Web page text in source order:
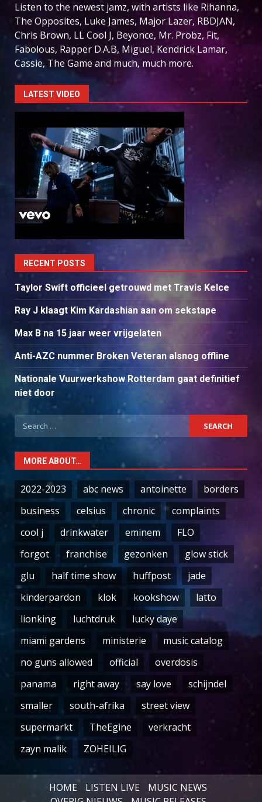
Listen to the newest jamz, with artists like Rihanna,
The Opposites, Luke James, Major Lazer, RBDJAN,
Chris Brown, LL Cool J, Beyonce, Mr. Probz, Fit,
Fabolous, Rapper D.A.B, Miguel, Kendrick Lamar,
Cassie, The Game and much, much more.
LATEST VIDEO
RECENT POSTS
Taylor Swift officieel getrouwd met Travis Kelce
Ray J klaagt Kim Kardashian aan om sekstape
Max B na 15 jaar weer vrijgelaten
Anti-AZC nummer Broken Veteran alsnog offline
Nationale Vuurwerkshow Rotterdam gaat definitief
niet door
Search
for:
MORE ABOUT…
2022-2023 abc news antoinette
borders
business
celsius chronic
complaints
cool j
drinkwater eminem
FLO
forgot
franchise gezonken
glow stick
glu
half time show huffpost
jade
kinderpardon
klok kookshow
latto
lionking
luchtdruk
lucky daye
miami gardens
ministerie
music catalog
no guns allowed
official
overdosis
panama
right away say love
schijndel
smaller
south-afrika
street view
supermarkt
TheEgine
verkracht
zayn malik
ZOHEILIG
HOME LISTEN LIVE
MUSIC NEWS